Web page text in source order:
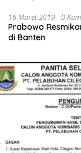
16 Maret 2019 0
Prabowo
di Banten